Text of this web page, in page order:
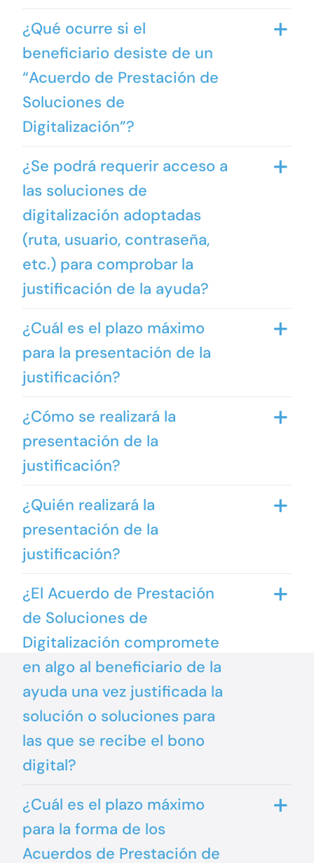
¿Qué ocurre si el
beneficiario desiste de un
“Acuerdo de Prestación de
Soluciones de
Digitalización”?
¿Se podrá requerir acceso a
las soluciones de
digitalización adoptadas
(ruta, usuario, contraseña,
etc.) para comprobar la
justificación de la ayuda?
¿Cuál es el plazo máximo
para la presentación de la
justificación?
¿Cómo se realizará la
presentación de la
justificación?
¿Quién realizará la
presentación de la
justificación?
¿El Acuerdo de Prestación
de Soluciones de
Digitalización compromete
en algo al beneficiario de la
ayuda una vez justificada la
solución o soluciones para
las que se recibe el bono
digital?
¿Cuál es el plazo máximo
para la forma de los
Acuerdos de Prestación de